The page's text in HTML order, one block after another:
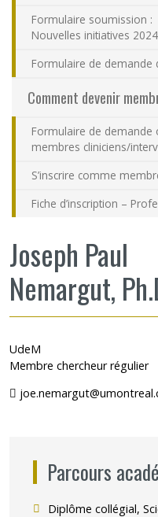
Formulaire soumission :
Nouvelles initiatives
Formulaire de demande
Comment devenir
Formulaire de
membres cliniciens/
S’inscrire comme
Fiche d’inscription –
Joseph Paul
Nemargut,
UdeM
Membre chercheur régulier
Parcours
Diplôme collégial,